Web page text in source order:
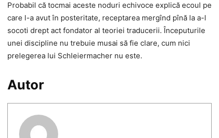
Probabil că tocmai aceste noduri echivoce explică ecoul pe
care l-a avut în posteritate, receptarea mergînd pînă la a-l
socoti drept act fondator al teoriei traducerii. Începuturile
unei discipline nu trebuie musai să fie clare, cum nici
prelegerea lui Schleiermacher nu este.
Autor